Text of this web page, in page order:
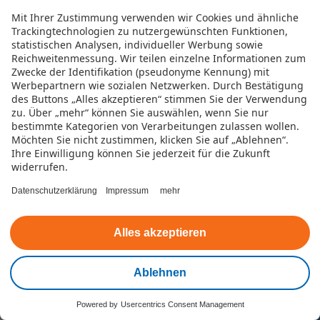
Mit Ihrer Zustimmung verwenden wir Cookies und ähnliche
Trackingtechnologien zu nutzergewünschten Funktionen,
statistischen Analysen, individueller Werbung sowie
Reichweitenmessung. Wir teilen einzelne Informationen zum
Zwecke der Identifikation (pseudonyme Kennung) mit
Werbepartnern wie sozialen Netzwerken. Durch Bestätigung
des Buttons „Alles akzeptieren“ stimmen Sie der Verwendung
zu. Über „mehr“ können Sie auswählen, wenn Sie nur
bestimmte Kategorien von Verarbeitungen zulassen wollen.
Möchten Sie nicht zustimmen, klicken Sie auf „Ablehnen“.
Ihre Einwilligung können Sie jederzeit für die Zukunft
widerrufen.
Datenschutzerklärung Impressum mehr
Ablehnen
Alles akzeptieren
Powered by Usercentrics Consent Management
Gerne können Sie uns alle Anliegen auch
direkt per Chat mitteilen.
Telefon
Wir freuen uns auf Ihren Anruf und sind